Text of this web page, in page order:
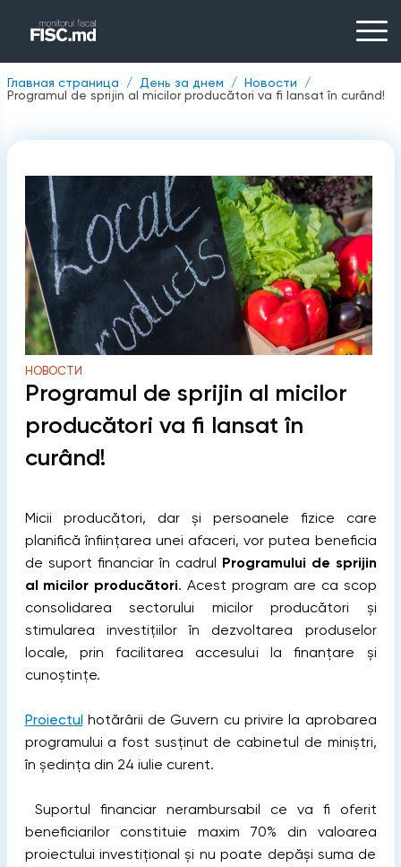
Главная страница День за днем
Новости
Programul de sprijin al micilor producători va fi lansat în curând!
НОВОСТИ
Programul de sprijin al micilor
producători va fi lansat în
curând!
Micii producători, dar și persoanele fizice care
planifică înființarea unei afaceri, vor putea beneficia
de suport financiar în cadrul Programului de sprijin
al micilor producători. Acest program are ca scop
consolidarea sectorului micilor producători și
stimularea investițiilor în dezvoltarea produselor
locale, prin facilitarea accesului la finanțare și
cunoștințe.
Proiectulhotărârii de Guvern cu privire la aprobarea
programului a fost susținut de cabinetul de miniștri,
în ședința din 24 iulie curent.
Suportul financiar nerambursabil ce va fi oferit
beneficiarilor constituie maxim 70% din valoarea
proiectului investițional și nu poate depăși suma de